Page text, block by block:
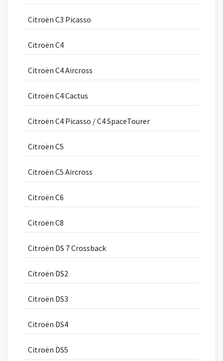
Citroën C3 Picasso
Citroën C4
Citroën C4 Aircross
Citroën C4 Cactus
Citroën C4 Picasso / C4 SpaceTourer
Citroën C5
Citroën C5 Aircross
Citroën C6
Citroën C8
Citroën DS 7 Crossback
Citroën DS2
Citroën DS3
Citroën DS4
Citroën DS5